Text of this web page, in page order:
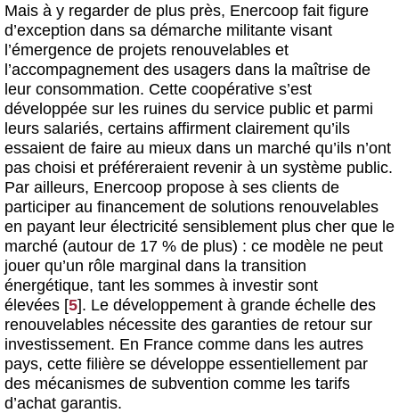
Mais à y regarder de plus près, Enercoop fait figure
d’exception dans sa démarche militante visant
l’émergence de projets renouvelables et
l’accompagnement des usagers dans la maîtrise de
leur consommation. Cette coopérative s’est
développée sur les ruines du service public et parmi
leurs salariés, certains affirment clairement qu’ils
essaient de faire au mieux dans un marché qu’ils n’ont
pas choisi et préféreraient revenir à un système public.
Par ailleurs, Enercoop propose à ses clients de
participer au financement de solutions renouvelables
en payant leur électricité sensiblement plus cher que le
marché (autour de 17 % de plus) : ce modèle ne peut
jouer qu’un rôle marginal dans la transition
énergétique, tant les sommes à investir sont
élevées [5]. Le développement à grande échelle des
renouvelables nécessite des garanties de retour sur
investissement. En France comme dans les autres
pays, cette filière se développe essentiellement par
des mécanismes de subvention comme les tarifs
d’achat garantis.